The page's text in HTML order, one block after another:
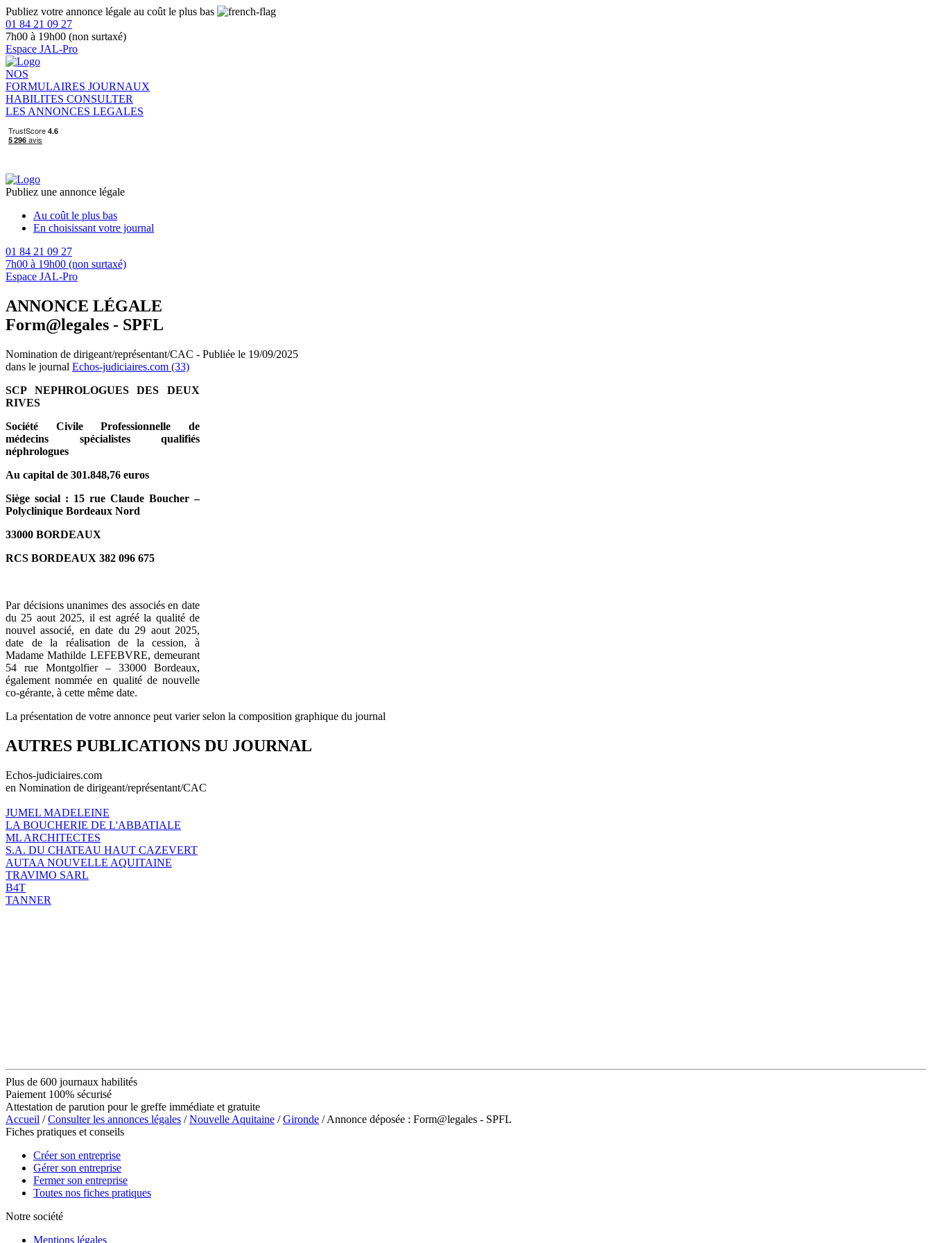
Publiez votre annonce légale au coût le plus bas
01 84 21 09 27
7h00 à 19h00 (non surtaxé)
Espace JAL-Pro
NOS
FORMULAIRES JOURNAUX
HABILITES CONSULTER
LES ANNONCES LEGALES
Publiez une annonce légale
Au coût le plus bas
En choisissant votre journal
01 84 21 09 27
7h00 à 19h00 (non surtaxé)
Espace JAL-Pro
ANNONCE LÉGALE
Form@legales - SPFL
Nomination de dirigeant/représentant/CAC - Publiée le 19/09/2025
dans le journal Echos-judiciaires.com (33)
SCP NEPHROLOGUES DES DEUX
RIVES
Société Civile Professionnelle de
médecins spécialistes qualifiés
néphrologues
Au capital de 301.848,76 euros
Siège social : 15 rue Claude Boucher –
Polyclinique Bordeaux Nord
33000 BORDEAUX
RCS BORDEAUX 382 096 675
Par décisions unanimes des associés en date
du 25 aout 2025, il est agréé la qualité de
nouvel associé, en date du 29 aout 2025,
date de la réalisation de la cession, à
Madame Mathilde LEFEBVRE, demeurant
54 rue Montgolfier – 33000 Bordeaux,
également nommée en qualité de nouvelle
co-gérante, à cette même date.
La présentation de votre annonce peut varier selon la composition graphique du journal
AUTRES PUBLICATIONS DU JOURNAL
Echos-judiciaires.com
en Nomination de dirigeant/représentant/CAC
JUMEL MADELEINE
LA BOUCHERIE DE L'ABBATIALE
ML ARCHITECTES
S.A. DU CHATEAU HAUT CAZEVERT
AUTAA NOUVELLE AQUITAINE
TRAVIMO SARL
B4T
TANNER
Plus de 600 journaux habilités
Paiement 100% sécurisé
Attestation de parution pour le greffe immédiate et gratuite
Accueil /Consulter les annonces légales /Nouvelle Aquitaine /Gironde / Annonce déposée : Form@legales - SPFL
Fiches pratiques et conseils
Créer son entreprise
Gérer son entreprise
Fermer son entreprise
Toutes nos fiches pratiques
Notre société
Mentions légales